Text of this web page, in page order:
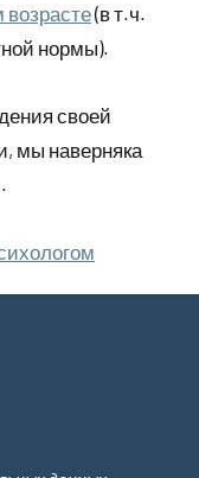
(в т.ч.
нормы).
своей
мы наверняка